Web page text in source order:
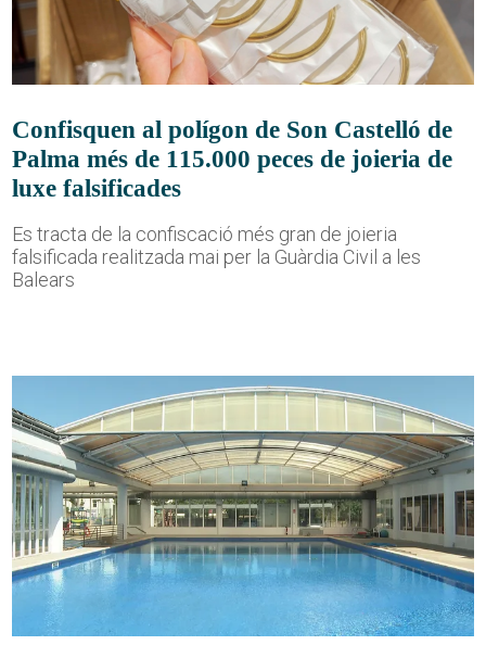
Confisquen al polígon de Son Castelló de
Palma més de 115.000 peces de joieria de
luxe falsificades
Es tracta de la confiscació més gran de joieria
falsificada realitzada mai per la Guàrdia Civil a les
Balears